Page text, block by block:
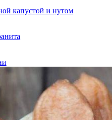
капустой и нутом